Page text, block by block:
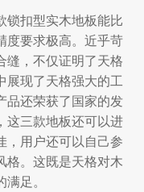
锁扣型实木地板能比
度要求极高。近乎苛
缝，不仅证明了天格
展现了天格强大的工
品还荣获了国家的发
这三款地板还可以进
，用户还可以自己参
格。这既是天格对木
足。